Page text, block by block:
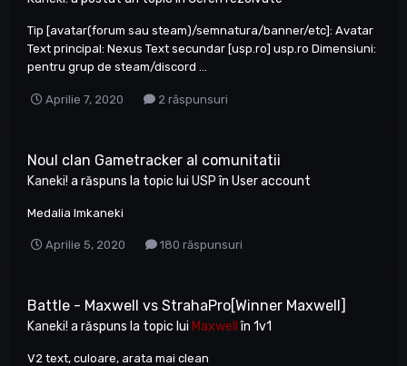
Tip [avatar(forum sau steam)/semnatura/banner/etc]: Avatar
Text principal: Nexus Text secundar [usp.ro] usp.ro Dimensiuni:
pentru grup de steam/discord ...
Aprilie 7, 2020 2 răspunsuri
Noul clan Gametracker al comunitatii
Kaneki! a răspuns la topic lui USPîn User account
Medalia Imkaneki
Aprilie 5, 2020 180 răspunsuri
Battle - Maxwell vs StrahaPro[Winner Maxwell]
Kaneki! a răspuns la topic lui Maxwell în 1v1
V2 text, culoare, arata mai clean